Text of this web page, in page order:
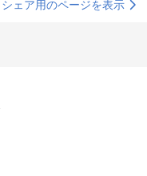
シェア用のページを表示